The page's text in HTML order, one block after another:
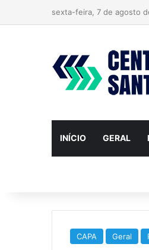
sexta-feira, 7 de agosto
INÍCIO GERAL
CAPA Geral